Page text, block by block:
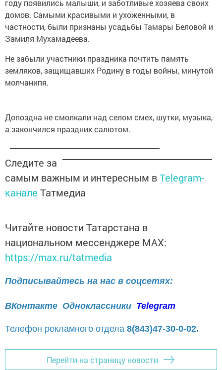
году появились малыши, и заботливые хозяева своих
домов. Самыми красивыми и ухоженными, в
частности, были признаны усадьбы Тамары Беловой и
Замиля Мухамадеева.
Не забыли участники праздника почтить память
земляков, защищавших Родину в годы войны, минутой
молчанипя.
Допоздна не смолкали над селом смех, шутки, музыка,
а закончился праздник салютом.
Следите за
самым важным и интересным вTelegram-
канале Татмедиа
Читайте новости Татарстана в
национальном мессенджере MАХ:
https://max.ru/tatmedia
Подписывайтесь на нас в соцсетях:
ВКонтакте Одноклассники Telegram
Телефон рекламного отдела 8(843)47-30-0-02.
Перейти на страницу новости